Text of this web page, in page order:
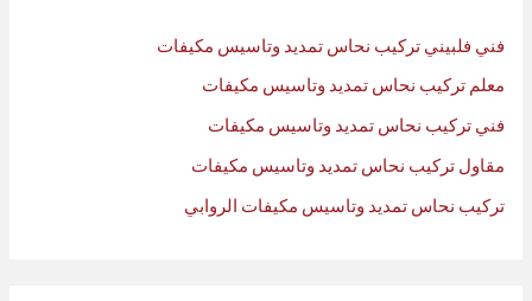
فني فلبيني تركيب نحاس تمديد وتاسيس مكيفات
معلم تركيب نحاس تمديد وتاسيس مكيفات
فني تركيب نحاس تمديد وتاسيس مكيفات
مقاول تركيب نحاس تمديد وتاسيس مكيفات
تركيب نحاس تمديد وتاسيس مكيفات الروابي